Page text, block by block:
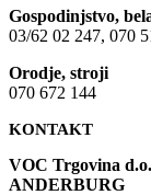
Gospodinjstvo,
03/62 02 247, 070
Orodje, stroji
070 672 144
KONTAKT
VOC Trgovina
ANDERBURG